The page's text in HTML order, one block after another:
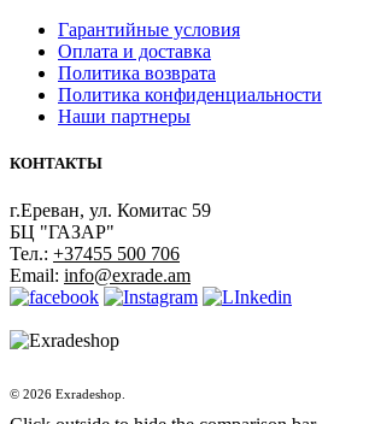
Гарантийные условия
Оплата и доставка
Политика возврата
Политика конфиденциальности
Наши партнеры
КОНТАКТЫ
г.Ереван, ул. Комитас 59
БЦ "ГАЗАР"
Тел.: +37455 500 706
Email: info@exrade.am
© 2026 Exradeshop.